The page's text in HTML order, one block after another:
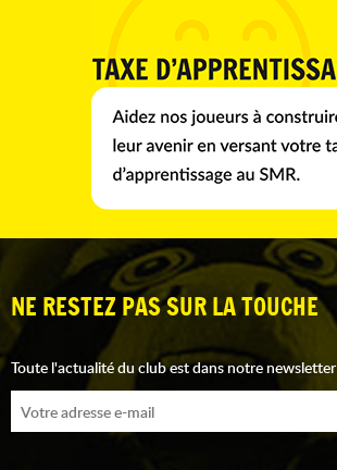
NE RESTEZ PAS SUR LA TOUCHE
Toute l'actualité du club est dans notre newsletter